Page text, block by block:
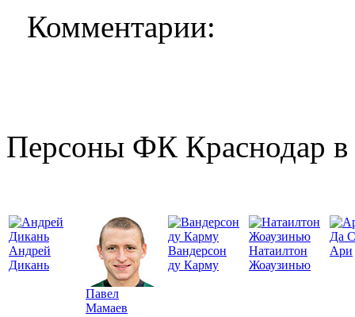
Комментарии:
Персоны ФК Краснодар в
Андрей
Дикань
Павел
Мамаев
Вандерсон
ду Карму
Натаилтон
Жоаузинью
Да
Ари